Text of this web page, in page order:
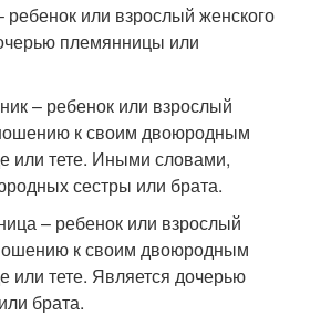
или взрослый женского
племянницы или
– ребенок или взрослый
к своим двоюродным
или тете. Иными словами,
сестры или брата.
– ребенок или взрослый
к своим двоюродным
или тете. Является дочерью
брата.